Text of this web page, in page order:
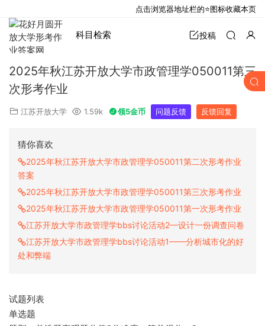
科目检索 投稿
2025年秋江苏开放大学市政管理学050011第三
次形考作业
江苏开放大学 1.59k 领5金币 问题反馈 反馈回复
猜你喜欢
2025年秋江苏开放大学市政管理学050011第二次形考作业
答案
2025年秋江苏开放大学市政管理学050011第三次形考作业
2025年秋江苏开放大学市政管理学050011第一次形考作业
江苏开放大学市政管理学bbs讨论活动2—设计一份调查问卷
江苏开放大学市政管理学bbs讨论活动1——分析城市化的好
处和弊端
试题列表
单选题
点击浏览器地址栏的⭐图标收藏本页